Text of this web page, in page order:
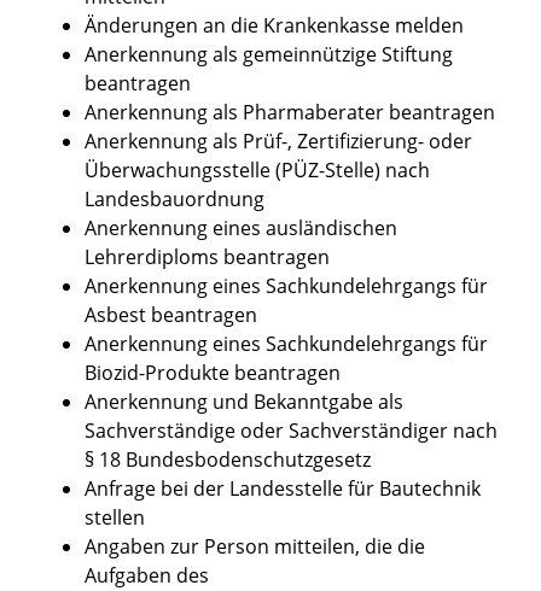
Änderungen an die Krankenkasse melden
Anerkennung als gemeinnützige Stiftung
beantragen
Anerkennung als Pharmaberater beantragen
Anerkennung als Prüf-, Zertifizierung- oder
Überwachungsstelle (PÜZ-Stelle) nach
Landesbauordnung
Anerkennung eines ausländischen
Lehrerdiploms beantragen
Anerkennung eines Sachkundelehrgangs für
Asbest beantragen
Anerkennung eines Sachkundelehrgangs für
Biozid-Produkte beantragen
Anerkennung und Bekanntgabe als
Sachverständige oder Sachverständiger nach
§ 18 Bundesbodenschutzgesetz
Anfrage bei der Landesstelle für Bautechnik
stellen
Angaben zur Person mitteilen, die die
Aufgaben des